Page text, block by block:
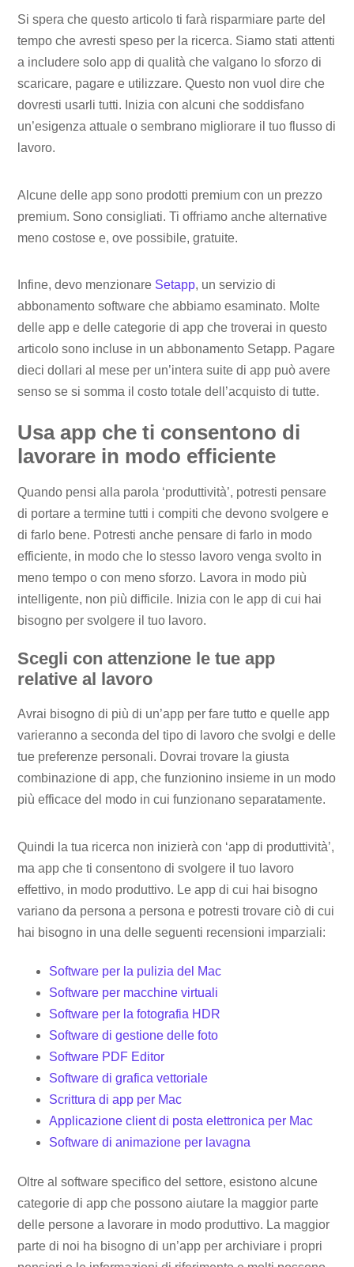
Si spera che questo articolo ti farà risparmiare parte del
tempo che avresti speso per la ricerca. Siamo stati attenti
a includere solo app di qualità che valgano lo sforzo di
scaricare, pagare e utilizzare. Questo non vuol dire che
dovresti usarli tutti. Inizia con alcuni che soddisfano
un’esigenza attuale o sembrano migliorare il tuo flusso di
lavoro.
Alcune delle app sono prodotti premium con un prezzo
premium. Sono consigliati. Ti offriamo anche alternative
meno costose e, ove possibile, gratuite.
Infine, devo menzionare Setapp, un servizio di
abbonamento software che abbiamo esaminato. Molte
delle app e delle categorie di app che troverai in questo
articolo sono incluse in un abbonamento Setapp. Pagare
dieci dollari al mese per un’intera suite di app può avere
senso se si somma il costo totale dell’acquisto di tutte.
Usa app che ti consentono di
lavorare in modo efficiente
Quando pensi alla parola ‘produttività’, potresti pensare
di portare a termine tutti i compiti che devono svolgere e
di farlo bene. Potresti anche pensare di farlo in modo
efficiente, in modo che lo stesso lavoro venga svolto in
meno tempo o con meno sforzo. Lavora in modo più
intelligente, non più difficile. Inizia con le app di cui hai
bisogno per svolgere il tuo lavoro.
Scegli con attenzione le tue app
relative al lavoro
Avrai bisogno di più di un’app per fare tutto e quelle app
varieranno a seconda del tipo di lavoro che svolgi e delle
tue preferenze personali. Dovrai trovare la giusta
combinazione di app, che funzionino insieme in un modo
più efficace del modo in cui funzionano separatamente.
Quindi la tua ricerca non inizierà con ‘app di produttività’,
ma app che ti consentono di svolgere il tuo lavoro
effettivo, in modo produttivo. Le app di cui hai bisogno
variano da persona a persona e potresti trovare ciò di cui
hai bisogno in una delle seguenti recensioni imparziali:
Software per la pulizia del Mac
Software per macchine virtuali
Software per la fotografia HDR
Software di gestione delle foto
Software PDF Editor
Software di grafica vettoriale
Scrittura di app per Mac
Applicazione client di posta elettronica per Mac
Software di animazione per lavagna
Oltre al software specifico del settore, esistono alcune
categorie di app che possono aiutare la maggior parte
delle persone a lavorare in modo produttivo. La maggior
parte di noi ha bisogno di un’app per archiviare i propri